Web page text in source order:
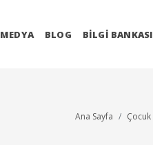
MEDYA BLOG BİLGİ BANKASI
Ana Sayfa Çocuk